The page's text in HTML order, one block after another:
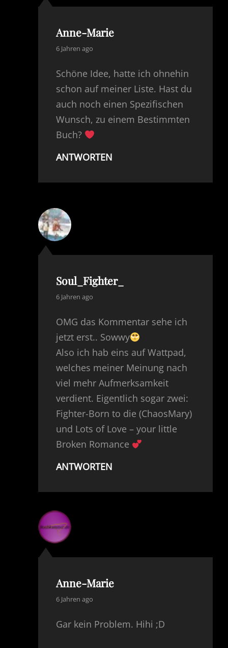
Anne-Marie
says:
6 Jahren ago
Schöne Idee, hatte ich ohnehin
schon auf meiner Liste. Hast du
auch noch einen Spezifischen
Wunsch, zu einem Bestimmten
Buch?
ANTWORTEN
Soul_Fighter_
says:
6 Jahren ago
OMG das Kommentar sehe ich
jetzt erst.. Sowwy
Also ich hab eins auf Wattpad,
welches meiner Meinung nach
viel mehr Aufmerksamkeit
verdient. Eigentlich sogar zwei:
Fighter-Born to die (ChaosMary)
und Lots of Love – your little
Broken Romance
ANTWORTEN
Anne-Marie
says:
6 Jahren ago
Gar kein Problem. Hihi ;D